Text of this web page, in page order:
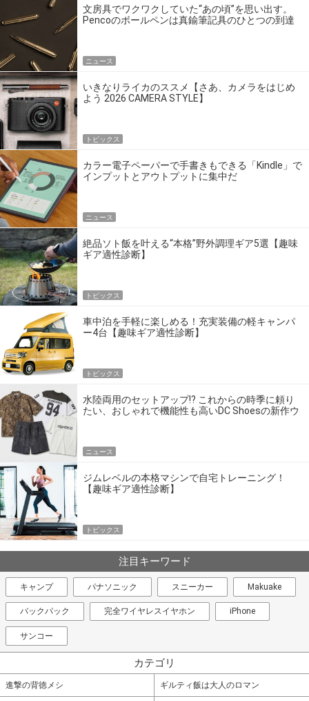
文房具でワクワクしていた“あの頃”を思い出す。
Pencoのボールペンは真鍮筆記具のひとつの到達
ニュース
いきなりライカのススメ【さあ、カメラをはじめ
よう 2026 CAMERA STYLE】
トピックス
カラー電子ペーパーで手書きもできる「Kindle」で
インプットとアウトプットに集中だ
ニュース
絶品ソト飯を叶える“本格”野外調理ギア5選【趣味
ギア適性診断】
トピックス
車中泊を手軽に楽しめる！充実装備の軽キャンパ
ー4台【趣味ギア適性診断】
トピックス
水陸両用のセットアップ!? これからの時季に頼り
たい、おしゃれで機能性も高いDC Shoesの新作ウ
ニュース
ジムレベルの本格マシンで自宅トレーニング！
【趣味ギア適性診断】
トピックス
注目キーワード
キャンプ パナソニック スニーカー Makuake
バックパック 完全ワイヤレスイヤホン iPhone
サンコー
カテゴリ
進撃の背徳メシ ギルティ飯は大人のロマン